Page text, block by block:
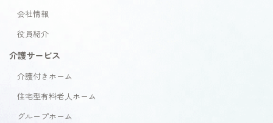
会社情報
役員紹介
介護サービス
介護付きホーム
住宅型有料老人ホーム
グループホーム